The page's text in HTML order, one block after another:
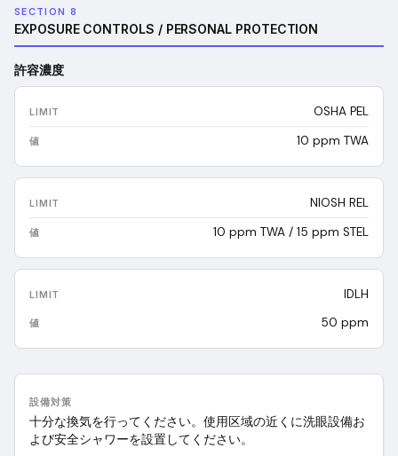
SECTION 8
EXPOSURE CONTROLS / PERSONAL PROTECTION
許容濃度
OSHA PEL
10 ppm TWA
NIOSH REL
10 ppm TWA / 15 ppm STEL
IDLH
50 ppm
設備対策
十分な換気を行ってください。使用区域の近くに洗眼設備お
よび安全シャワーを設置してください。